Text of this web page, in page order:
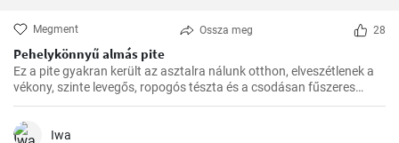
Megment Ossza meg 28
Pehelykönnyű almás pite
Ez a pite gyakran került az asztalra nálunk otthon, elveszétlenek a
vékony, szinte levegős, ropogós tészta és a csodásan fűszeres
almafüllő között. Az ovitudók, hazaértem, és már messziről éreztem
a fahéj és az alma csodás illatát. Itt az ideje hát, hogy megosszam
veletek is ezt a csodás receptet.
Iwa